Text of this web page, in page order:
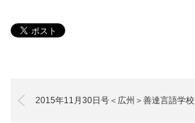
2015年11月30日号＜広州＞善達言語学校